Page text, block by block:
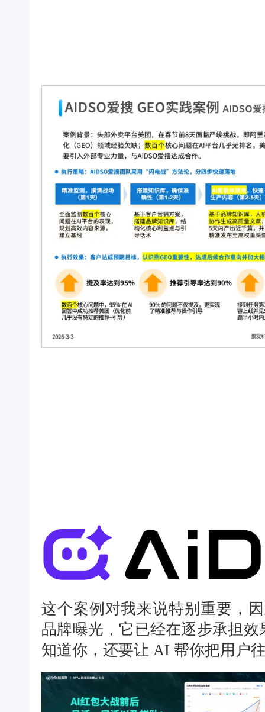
这个案例对我来说特别重要，
品牌曝光，它已经在逐步承担
知道你，还要让 AI 帮你把用户